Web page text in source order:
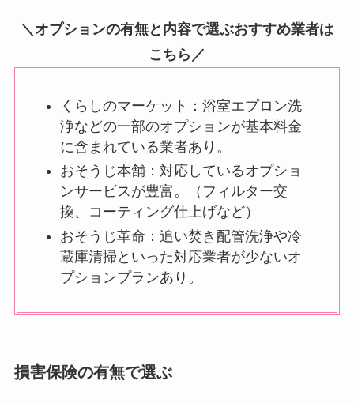
＼オプションの有無と内容で選ぶおすすめ業者は
こちら／
くらしのマーケット：浴室エプロン洗
浄などの一部のオプションが基本料金
に含まれている業者あり。
おそうじ本舗：対応しているオプショ
ンサービスが豊富。（フィルター交
換、コーティング仕上げなど）
おそうじ革命：追い焚き配管洗浄や冷
蔵庫清掃といった対応業者が少ないオ
プションプランあり。
損害保険の有無で選ぶ